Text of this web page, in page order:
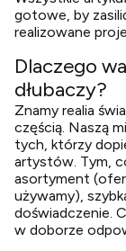
gotowe, by
realizowane
Dlaczego
dłubaczy?
Znamy realia
częścią. Naszą
tych, którzy
artystów. Tym,
asortyment
używamy),
doświadczenie.
w doborze